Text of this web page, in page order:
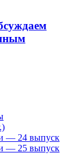
— 24 выпуск
— 25 выпуск